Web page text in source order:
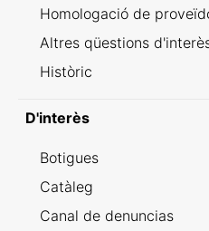
Homologació de
Altres qüestions
Històric
D'interès
Botigues
Catàleg
Canal de denuncias